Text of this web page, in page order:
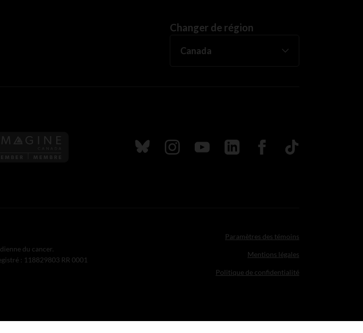
Changer de région
Suivez nous sur Bluesky
Suivez nous sur Instagram
Suivez nous sur Youtube
Suivez nous sur LinkedIn
Suivez nous sur
TikTok
du cancer.
: 118829803 RR 0001
Paramètres des témoins
Mentions légales
Politique de confidentialité